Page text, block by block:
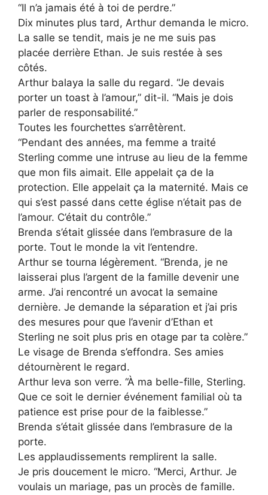
“Il n’a jamais été à toi de perdre.”
Dix minutes plus tard, Arthur demanda le micro.
La salle se tendit, mais je ne me suis pas
placée derrière Ethan. Je suis restée à ses
côtés.
Arthur balaya la salle du regard. “Je devais
porter un toast à l’amour,” dit-il. “Mais je dois
parler de responsabilité.”
Toutes les fourchettes s’arrêtèrent.
“Pendant des années, ma femme a traité
Sterling comme une intruse au lieu de la femme
que mon fils aimait. Elle appelait ça de la
protection. Elle appelait ça la maternité. Mais ce
qui s’est passé dans cette église n’était pas de
l’amour. C’était du contrôle.”
Brenda s’était glissée dans l’embrasure de la
porte. Tout le monde la vit l’entendre.
Arthur se tourna légèrement. “Brenda, je ne
laisserai plus l’argent de la famille devenir une
arme. J’ai rencontré un avocat la semaine
dernière. Je demande la séparation et j’ai pris
des mesures pour que l’avenir d’Ethan et
Sterling ne soit plus pris en otage par ta colère.”
Le visage de Brenda s’effondra. Ses amies
détournèrent le regard.
Arthur leva son verre. “À ma belle-fille, Sterling.
Que ce soit le dernier événement familial où ta
patience est prise pour de la faiblesse.”
Brenda s’était glissée dans l’embrasure de la
porte.
Les applaudissements remplirent la salle.
Je pris doucement le micro. “Merci, Arthur. Je
voulais un mariage, pas un procès de famille.